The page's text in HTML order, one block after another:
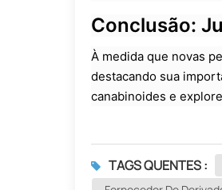
Conclusão:
À medida que novas
destacando sua
canabinoides e
TAGS QUENTES :